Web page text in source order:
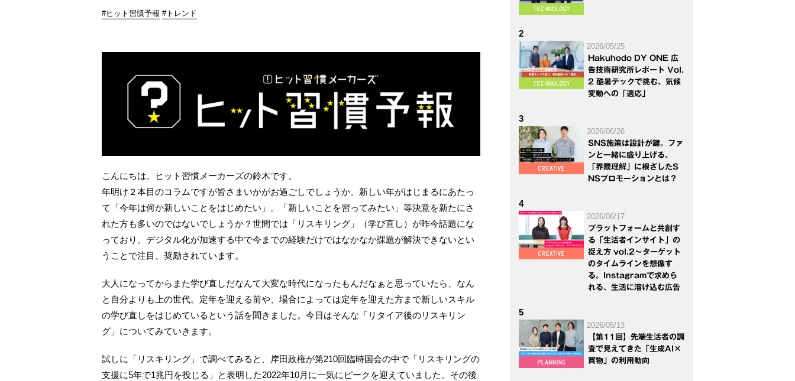
#ヒット習慣予報 #トレンド
こんにちは。ヒット習慣メーカーズの鈴木です。
年明け２本目のコラムですが皆さまいかがお過ごしでしょうか。新しい年がはじまるにあたっ
て「今年は何か新しいことをはじめたい」。「新しいことを習ってみたい」等決意を新たにさ
れた方も多いのではないでしょうか？世間では「リスキリング」（学び直し）が昨今話題にな
っており、デジタル化が加速する中で今までの経験だけではなかなか課題が解決できないとい
うことで注目、奨励されています。
大人になってからまた学び直しだなんて大変な時代になったもんだなぁと思っていたら、なん
と自分よりも上の世代。定年を迎える前や、場合によっては定年を迎えた方まで新しいスキル
の学び直しをはじめているという話を聞きました。今日はそんな「リタイア後のリスキリン
グ」についてみていきます。
試しに「リスキリング」で調べてみると、岸田政権が第210回臨時国会の中で「リスキリングの
支援に5年で1兆円を投じる」と表明した2022年10月に一気にピークを迎えていました。その後
2
2026/05/25
Hakuhodo DY ONE 広
告技術研究所レポート Vol.
2 酷暑テックで挑む、気候
変動への「適応」
3
2026/06/26
SNS施策は設計が鍵。ファ
ンと一緒に盛り上げる、
「界隈理解」に根ざしたS
NSプロモーションとは？
4
2026/06/17
プラットフォームと共創す
る「生活者インサイト」の
捉え方 vol.2～ターゲット
のタイムラインを想像す
る。Instagramで求めら
れる、生活に溶け込む広告
5
2026/05/13
【第11回】先端生活者の調
査で見えてきた「生成AI×
買物」の利用動向